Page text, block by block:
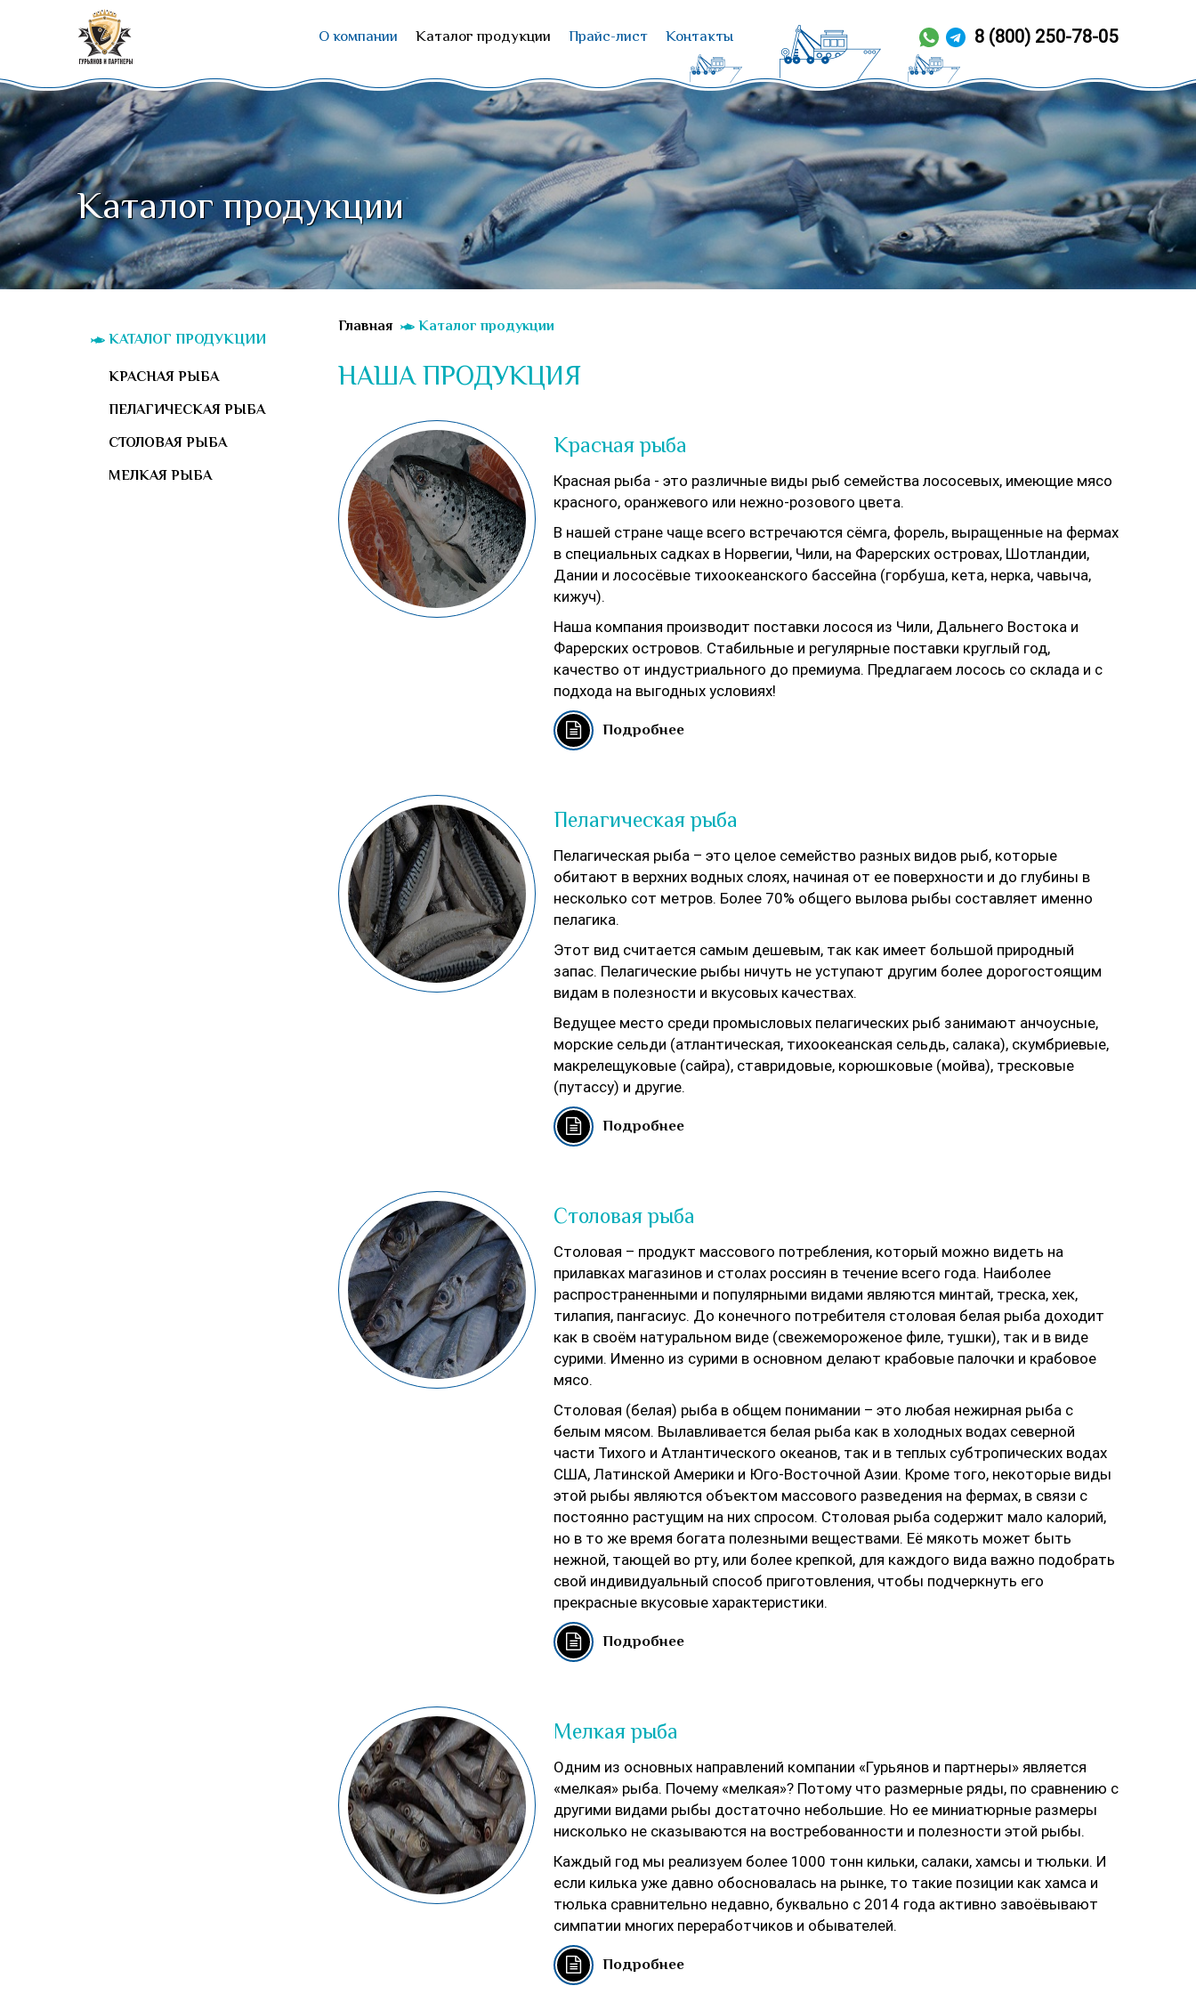
О компании Каталог продукции Прайс-лист Контакты 8 (800) 250-78-05
Каталог продукции
КАТАЛОГ ПРОДУКЦИИ
КРАСНАЯ РЫБА
ПЕЛАГИЧЕСКАЯ РЫБА
СТОЛОВАЯ РЫБА
МЕЛКАЯ РЫБА
Главная Каталог продукции
НАША ПРОДУКЦИЯ
Красная рыба
Красная рыба - это различные виды рыб семейства лососевых, имеющие мясо
красного, оранжевого или нежно-розового цвета.
В нашей стране чаще всего встречаются сёмга, форель, выращенные на фермах
в специальных садках в Норвегии, Чили, на Фарерских островах, Шотландии,
Дании и лососёвые тихоокеанского бассейна (горбуша, кета, нерка, чавыча,
кижуч).
Наша компания производит поставки лосося из Чили, Дальнего Востока и
Фарерских островов. Стабильные и регулярные поставки круглый год,
качество от индустриального до премиума. Предлагаем лосось со склада и с
подхода на выгодных условиях!
Подробнее
Пелагическая рыба
Пелагическая рыба – это целое семейство разных видов рыб, которые
обитают в верхних водных слоях, начиная от ее поверхности и до глубины в
несколько сот метров. Более 70% общего вылова рыбы составляет именно
пелагика.
Этот вид считается самым дешевым, так как имеет большой природный
запас. Пелагические рыбы ничуть не уступают другим более дорогостоящим
видам в полезности и вкусовых качествах.
Ведущее место среди промысловых пелагических рыб занимают анчоусные,
морские сельди (атлантическая, тихоокеанская сельдь, салака), скумбриевые,
макрелещуковые (сайра), ставридовые, корюшковые (мойва), тресковые
(путассу) и другие.
Подробнее
Столовая рыба
Столовая – продукт массового потребления, который можно видеть на
прилавках магазинов и столах россиян в течение всего года. Наиболее
распространенными и популярными видами являются минтай, треска, хек,
тилапия, пангасиус. До конечного потребителя столовая белая рыба доходит
как в своём натуральном виде (свежемороженое филе, тушки), так и в виде
сурими. Именно из сурими в основном делают крабовые палочки и крабовое
мясо.
Столовая (белая) рыба в общем понимании – это любая нежирная рыба с
белым мясом. Вылавливается белая рыба как в холодных водах северной
части Тихого и Атлантического океанов, так и в теплых субтропических водах
США, Латинской Америки и Юго-Восточной Азии. Кроме того, некоторые виды
этой рыбы являются объектом массового разведения на фермах, в связи с
постоянно растущим на них спросом. Столовая рыба содержит мало калорий,
но в то же время богата полезными веществами. Её мякоть может быть
нежной, тающей во рту, или более крепкой, для каждого вида важно подобрать
свой индивидуальный способ приготовления, чтобы подчеркнуть его
прекрасные вкусовые характеристики.
Подробнее
Мелкая рыба
Одним из основных направлений компании «Гурьянов и партнеры» является
«мелкая» рыба. Почему «мелкая»? Потому что размерные ряды, по сравнению с
другими видами рыбы достаточно небольшие. Но ее миниатюрные размеры
нисколько не сказываются на востребованности и полезности этой рыбы.
Каждый год мы реализуем более 1000 тонн кильки, салаки, хамсы и тюльки. И
если килька уже давно обосновалась на рынке, то такие позиции как хамса и
тюлька сравнительно недавно, буквально с 2014 года активно завоёвывают
симпатии многих переработчиков и обывателей.
Подробнее